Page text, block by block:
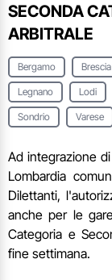
SECONDA
ARBITRALE
Bergamo Brescia
Legnano Lodi
Sondrio Varese
Ad integrazione
Lombardia
Dilettanti,
anche per le
Categoria e
fine settimana.